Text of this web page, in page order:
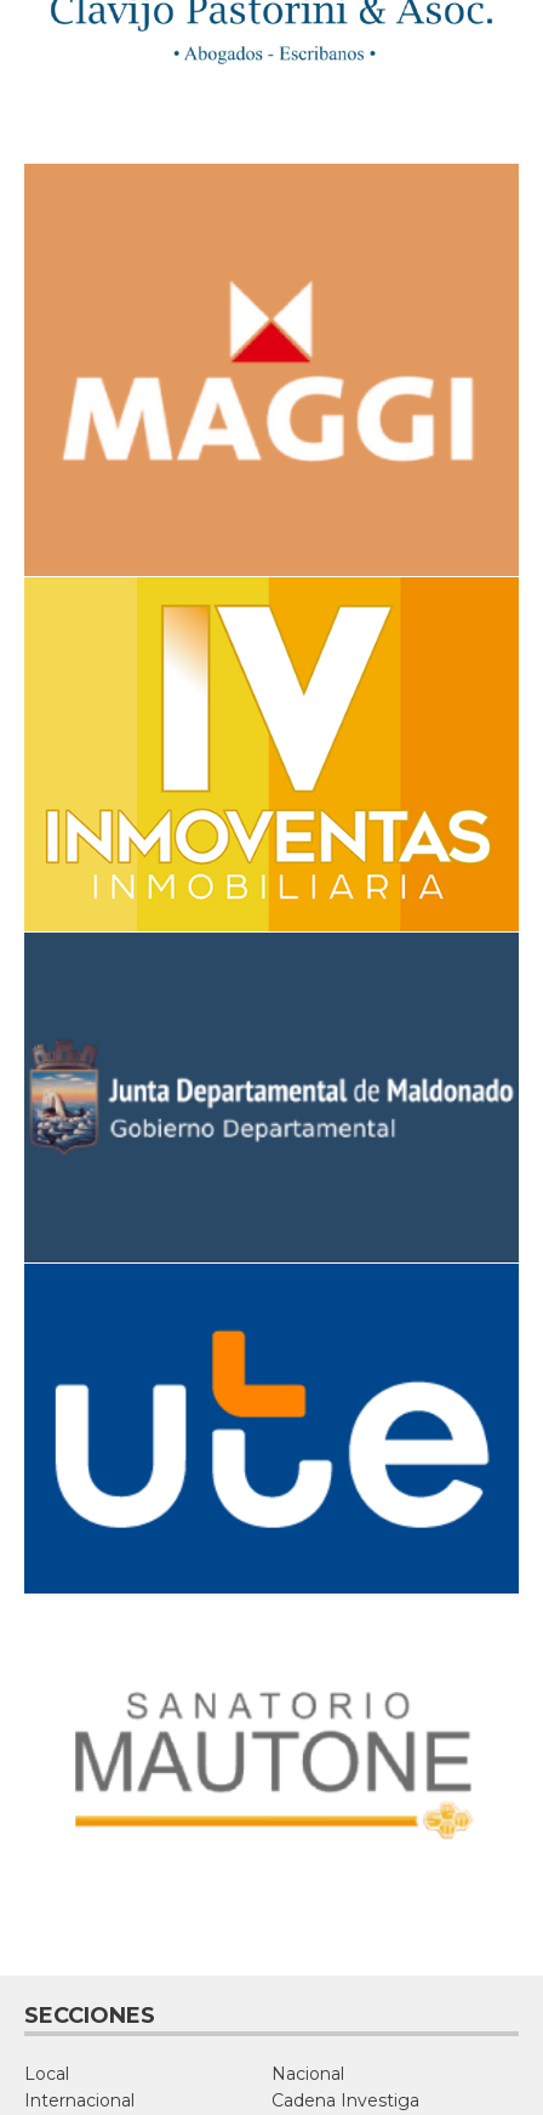
SECCIONES
Local
Nacional
Internacional
Cadena Investiga